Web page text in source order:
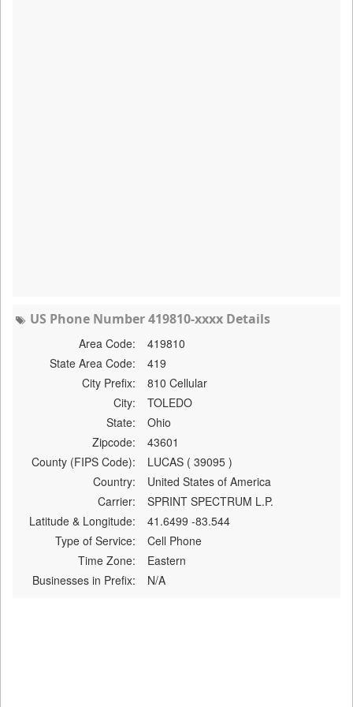
US Phone Number 419810-xxxx Details
Area Code:
419810
State Area Code:
419
City Prefix:
810 Cellular
City:
TOLEDO
State:
Ohio
Zipcode:
43601
County (FIPS Code):
LUCAS ( 39095 )
Country:
United States of America
Carrier:
SPRINT SPECTRUM L.P.
Latitude & Longitude:
41.6499 -83.544
Type of Service:
Cell Phone
Time Zone:
Eastern
Businesses in Prefix:
N/A